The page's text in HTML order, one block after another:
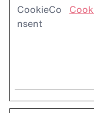
CookieCo
nsent